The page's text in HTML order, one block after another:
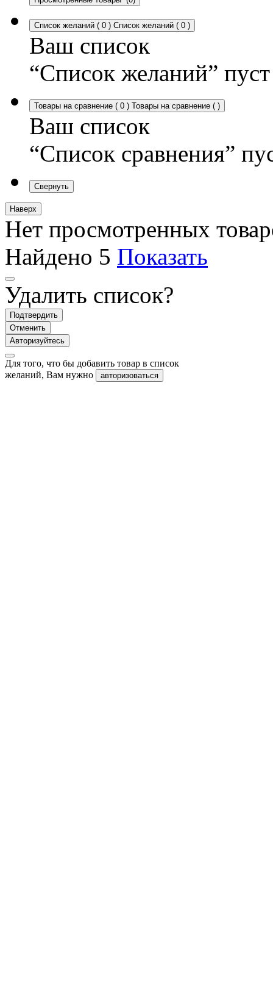
Список желаний ( 0 ) Список желаний ( 0 )
Ваш список
“Список желаний” пуст
Товары на сравнение ( 0 ) Товары на сравнение ( )
Ваш список
“Список сравнения”
Свернуть
Наверх
Нет просмотренных
Найдено 5 Показать
Удалить список?
Подтвердить
Отменить
Авторизуйтесь
Для того, что бы добавить товар в список
желаний, Вам нужно
авторизоваться